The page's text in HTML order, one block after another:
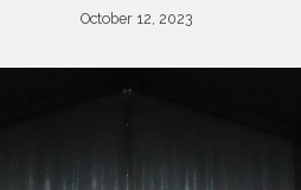
October 12, 2023